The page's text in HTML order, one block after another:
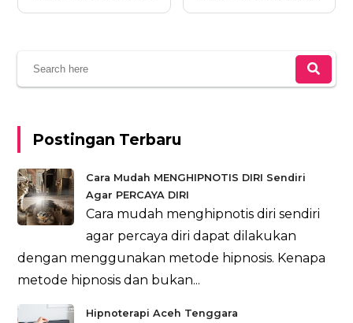
Postingan Terbaru
Cara Mudah MENGHIPNOTIS DIRI Sendiri
Agar PERCAYA DIRI
Cara mudah menghipnotis diri sendiri
agar percaya diri dapat dilakukan
dengan menggunakan metode hipnosis. Kenapa
metode hipnosis dan bukan...
Hipnoterapi Aceh Tenggara